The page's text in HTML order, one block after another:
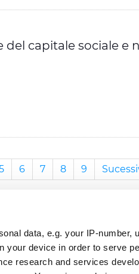
data, e.g. your IP-number,
your device in order to serve
research and services
del capitale sociale e
6 7 8 9